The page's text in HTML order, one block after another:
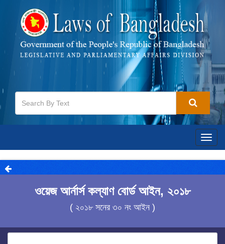
ওয়েজ আর্নার্স কল্যাণ বোর্ড আইন, ২০১৮
( ২০১৮ সনের ৩০ নং আইন )